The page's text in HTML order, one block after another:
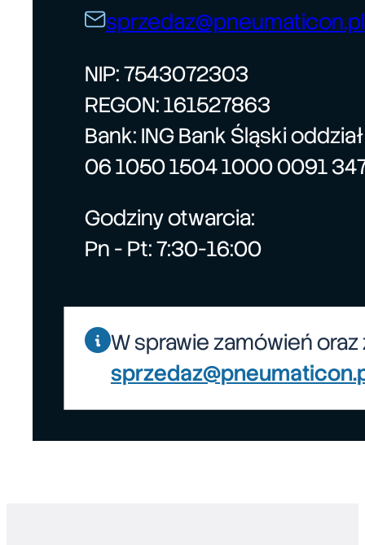
sprzedaz@pneumaticon.pl
NIP: 7543072303
REGON: 161527863
Bank: ING Bank Śląski
06 1050 1504 1000 0091
Godziny otwarcia:
Pn - Pt: 7:30-16:00
W sprawie zamówień